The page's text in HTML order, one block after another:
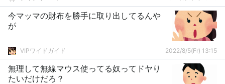
今マッマの財布を勝手に取り出してるんや
が
VIPワイドガイド 2022/8/5(Fr) 13:15
無理して無線マウス使ってる奴ってドヤり
たいだけだろ？